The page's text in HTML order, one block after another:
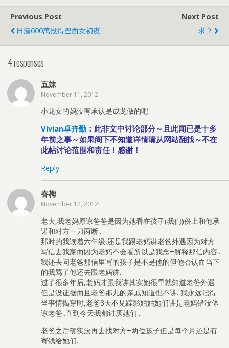
Previous Post
日漢600萬投得巴西女初夜
Next Post
求？
4 responses
五妹
November 11, 2012
小龙女的妈没有承认是成龙做的吧.
Vivian卓卉勤 ：此非文中讨论部分～且此闻已是十多
年前之事～如果阁下不知道详情请从网站翻找～不在
此帖讨论范围和责任！感谢！
Reply
春梅
November 12, 2012
老大,我老妈原谅爸爸是因为她看在孩子(我们)份上和他承
诺和对方一刀两断..
那时的我读着六年级,还是我跟老妈讲老爸外遇因为对方
写信去我家而因为老妈不会看所以是我念+解释那信内容..
我还去问老爸那信里写的孩子是不是他的但他否认而当下
的我骂了他还去跟老妈讲..
过了很多年后,老妈才跟我讲其实她很早就知道老爸外遇
但是没证据而且老爸那儿的亲戚知道也不讲. 我永远记得
当事情揭穿时,老爸3天不见踪影姑姑她们讲是老妈错没体
谅老爸..直到今天我都讨厌她们..
老爸之后确实没再去找对方+两位孩子但是每个月还是有
寄钱给她们.